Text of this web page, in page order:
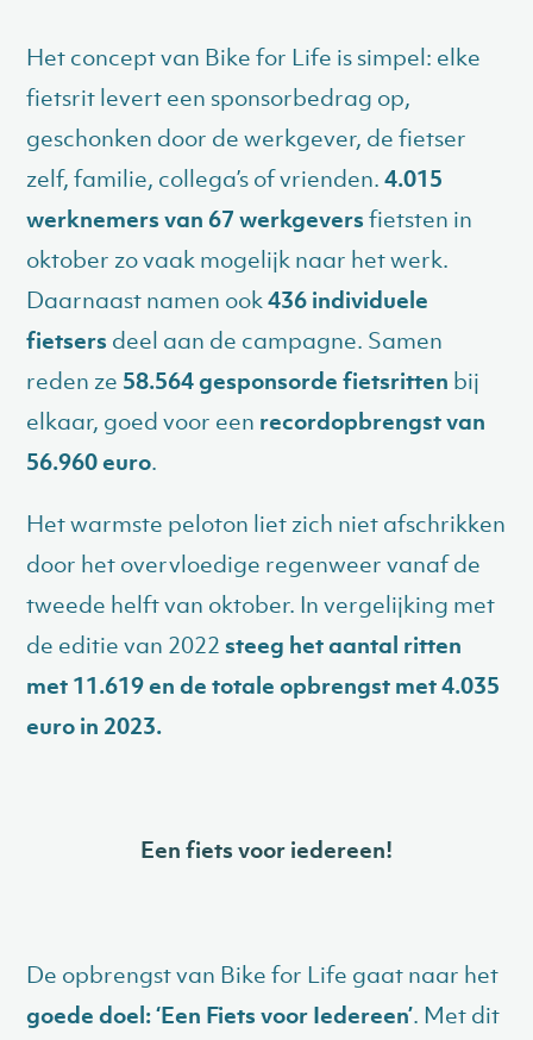
Het concept van Bike for Life is simpel: elke
fietsrit levert een sponsorbedrag op,
geschonken door de werkgever, de fietser
zelf, familie, collega’s of vrienden.4.015
werknemers van 67 werkgevers fietsten in
oktober zo vaak mogelijk naar het werk.
Daarnaast namen ook436 individuele
fietsers deel aan de campagne. Samen
reden ze 58.564 gesponsorde fietsritten bij
elkaar, goed voor een recordopbrengst van
56.960 euro.
Het warmste peloton liet zich niet afschrikken
door het overvloedige regenweer vanaf de
tweede helft van oktober. In vergelijking met
de editie van 2022steeg het aantal ritten
met 11.619 en de totale opbrengst met 4.035
euro in 2023.
Een fiets voor iedereen!
De opbrengst van Bike for Life gaat naar het
goede doel: ‘Een Fiets voor Iedereen’. Met dit